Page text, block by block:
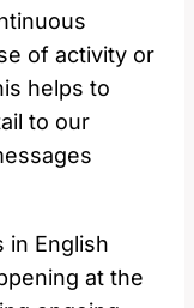
of activity or
⁣helps to
to our
in English
at the